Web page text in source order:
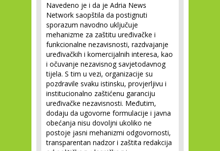
Navedeno je i da je Adria News
Network saopštila da postignuti
sporazum navodno uključuje
mehanizme za zaštitu uređivačke i
funkcionalne nezavisnosti, razdvajanje
uređivačkih i komercijalnih interesa, kao
i očuvanje nezavisnog savjetodavnog
tijela. S tim u vezi, organizacije su
pozdravile svaku istinsku, provjerljivu i
institucionalno zaštićenu garanciju
uređivačke nezavisnosti. Međutim,
dodaju da ugovorne formulacije i javna
obećanja nisu dovoljni ukoliko ne
postoje jasni mehanizmi odgovornosti,
transparentan nadzor i zaštita redakcija